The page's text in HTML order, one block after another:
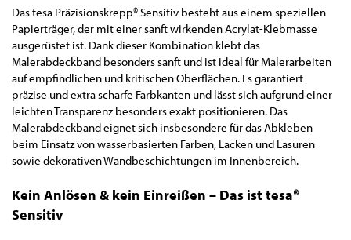
Das tesa Präzisionskrepp® Sensitiv besteht aus einem speziellen
Papierträger, der mit einer sanft wirkenden Acrylat-Klebmasse
ausgerüstet ist. Dank dieser Kombination klebt das
Malerabdeckband besonders sanft und ist ideal für Malerarbeiten
auf empfindlichen und kritischen Oberflächen. Es garantiert
präzise und extra scharfe Farbkanten und lässt sich aufgrund einer
leichten Transparenz besonders exakt positionieren. Das
Malerabdeckband eignet sich insbesondere für das Abkleben
beim Einsatz von wasserbasierten Farben, Lacken und Lasuren
sowie dekorativen Wandbeschichtungen im Innenbereich.
Kein Anlösen & kein Einreißen – Das ist tesa®
Sensitiv